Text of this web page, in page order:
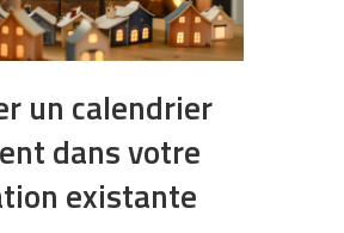
un calendrier
dans votre
existante